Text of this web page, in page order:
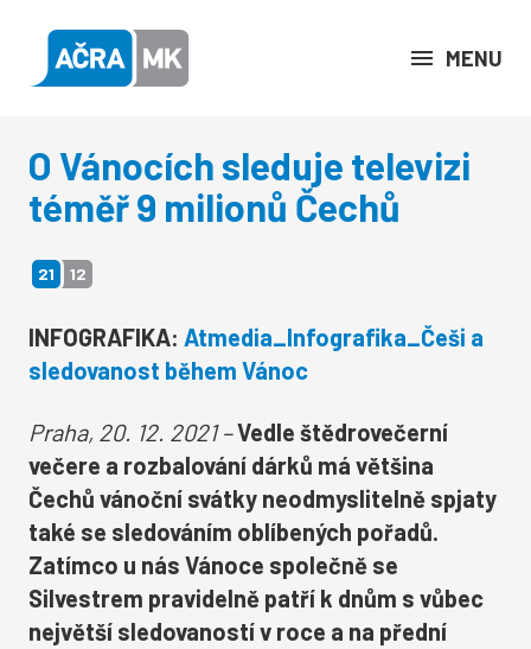
MENU
O Vánocích sleduje televizi
téměř 9 milionů Čechů
21 12
INFOGRAFIKA: Atmedia_Infografika_Češi a
sledovanost během Vánoc
Praha, 20. 12. 2021 –Vedle štědrovečerní
večere a rozbalování dárků má většina
Čechů vánoční svátky neodmyslitelně spjaty
také se sledováním oblíbených pořadů.
Zatímco u nás Vánoce společně se
Silvestrem pravidelně patří k dnům s vůbec
největší sledovaností v roce a na přední